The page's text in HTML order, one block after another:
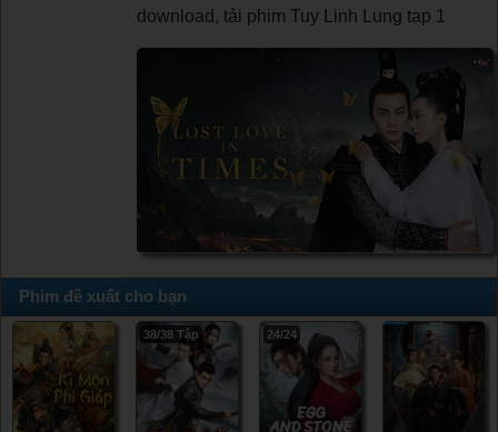
download, tải phim Tuy Linh Lung tap 1
Phim đề xuất cho bạn
38/38 Tập 24/24